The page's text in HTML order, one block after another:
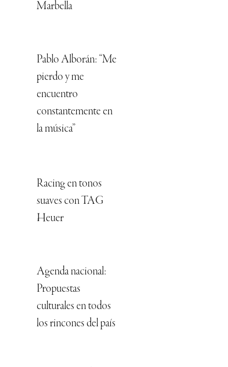
Marbella
Pablo Alborán: “Me
pierdo y me
encuentro
constantemente en
la música”
Racing en tonos
suaves con TAG
Heuer
Agenda nacional:
Propuestas
culturales en todos
los rincones del país